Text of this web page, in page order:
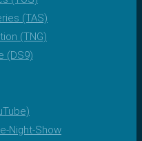
(TAS)
(TNG)
(DS9)
Night-Show